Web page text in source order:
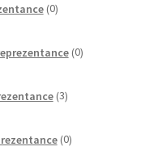
0izdelkov
0izdelkov
3izdelki
0izdelkov